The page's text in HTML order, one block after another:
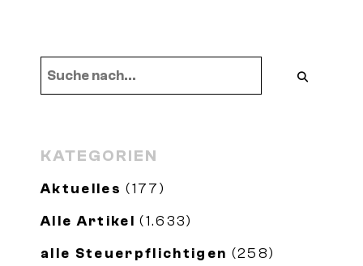
KATEGORIEN
Aktuelles (177)
Alle Artikel (1.633)
alle Steuerpflichtigen (258)